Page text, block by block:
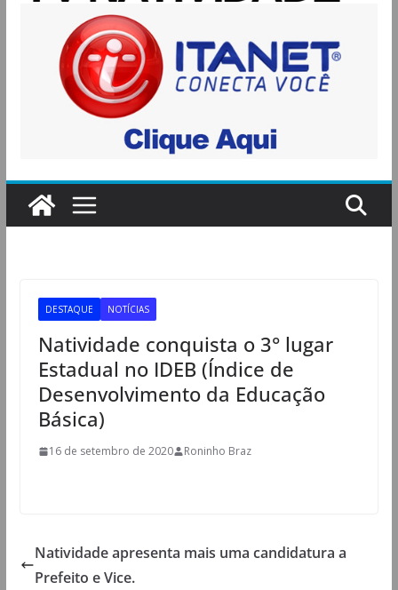
DESTAQUE NOTÍCIAS
Natividade conquista o 3° lugar
Estadual no IDEB (Índice de
Desenvolvimento da Educação
Básica)
16 de setembro de 2020 Roninho Braz
Natividade apresenta mais uma candidatura a
Prefeito e Vice.